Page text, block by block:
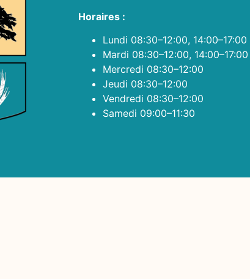
Horaires :
Lundi 08:30–12:00, 14:00–17:00
Mardi 08:30–12:00, 14:00–17:00
Mercredi 08:30–12:00
Jeudi 08:30–12:00
Vendredi 08:30–12:00
Samedi 09:00–11:30